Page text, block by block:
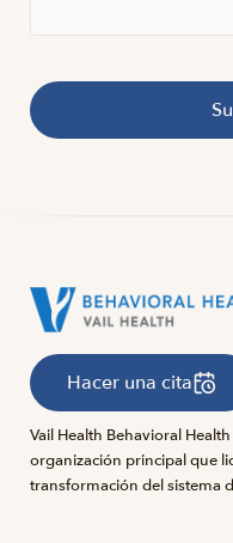
Hacer una cita
Vail Health Behavioral
organización principal que
transformación del sistema